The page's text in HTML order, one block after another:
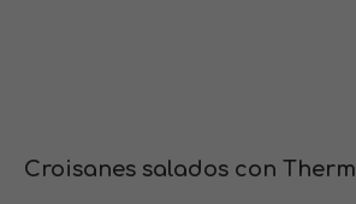
Croisanes salados con